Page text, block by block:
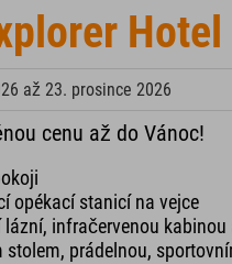
Hotel
až 23. prosince 2026
cenu až do Vánoc!
opékací stanicí na vejce
infračervenou
prádelnou,